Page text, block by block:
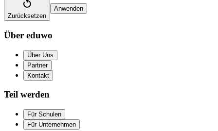
Zurücksetzen
Anwenden
Über eduwo
Über Uns
Partner
Kontakt
Teil werden
Für Schulen
Für Unternehmen